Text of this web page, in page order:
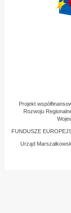
Projekt
Rozwoju
FUNDUSZE
Urząd